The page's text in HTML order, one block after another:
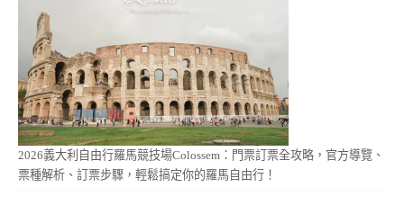
2026義大利自由行羅馬競技場Colossem：門票訂票全攻略，官方導覽、
票種解析、訂票步驟，輕鬆搞定你的羅馬自由行！